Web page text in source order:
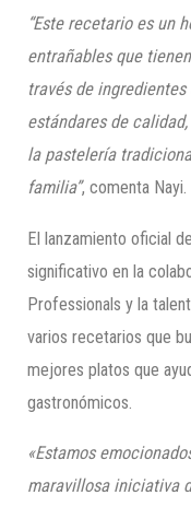
“Este recetario es un
entrañables que
través de
estándares de
la pastelería
familia”, comenta Nayi.
El lanzamiento oficial
significativo en la
Professionals y la
varios recetarios que
mejores platos que
gastronómicos.
«Estamos
maravillosa iniciativa